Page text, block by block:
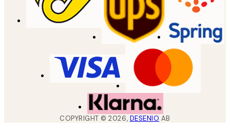
COPYRIGHT ©2026, DESENIO AB